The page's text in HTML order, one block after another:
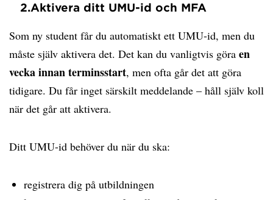
2.Aktivera ditt UMU-id och MFA
Som ny student får du automatiskt ett UMU-id, men du
måste själv aktivera det. Det kan du vanligtvis göra en
vecka innan terminsstart, men ofta går det att göra
tidigare. Du får inget särskilt meddelande – håll själv koll
när det går att aktivera.
Ditt UMU-id behöver du när du ska:
registrera dig på utbildningen